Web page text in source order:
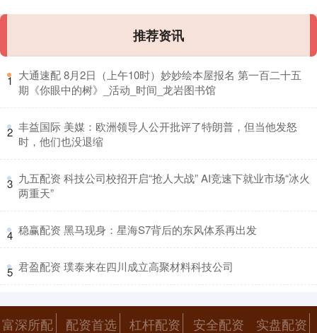
推荐资讯
1 ​大通速配 8月2日（上午10时）妙妙绘本屋报名 第一百二十五
期《你眼中的树》_活动_时间_龙岩图书馆
2 ​丰益国际 美媒：欧洲领导人公开批评了特朗普，但当他发怒
时，他们也没退缩
3 ​九五配资 科技公司校招开启“抢人大战” AI竞速下就业市场“冰火
两重天”
4 ​稳赢配资 黑马现身：星海S7背后的东风体系再出发
5 ​君盈配资 璞泰来在四川成立高聚材料科技公司
富深所配 配资首选 杠杆配资 安全配资 实盘配资